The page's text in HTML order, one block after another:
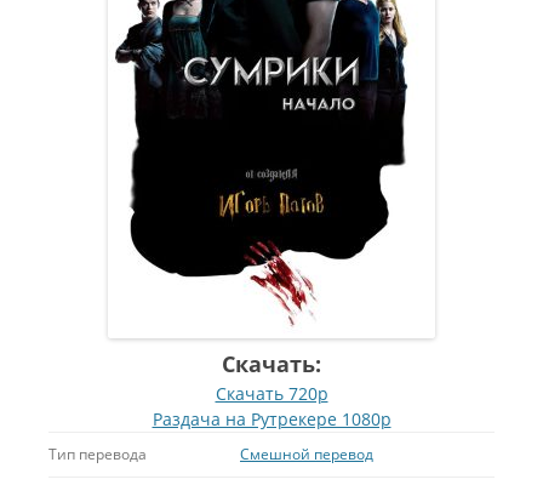
Скачать:
Скачать 720р
Раздача на Рутрекере 1080р
Тип перевода Смешной перевод